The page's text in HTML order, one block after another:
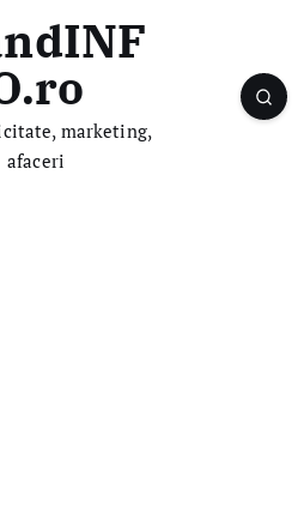
marketing,
afaceri